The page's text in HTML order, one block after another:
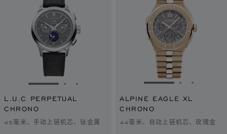
转到幻灯片 1转到幻灯片 2
转到幻灯片 3
L.U.C PERPETUAL
CHRONO
45毫米、手动上链机芯、钛金属
转到幻灯片 1转到幻灯
转到幻
ALPINE EAGLE XL
CHRONO
44毫米、自动上链机芯、玫瑰金